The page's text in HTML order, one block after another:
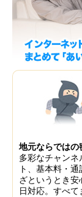
地元ならではの
多彩なチャンネ
ト、基本料・
ざというとき
日対応。すべて